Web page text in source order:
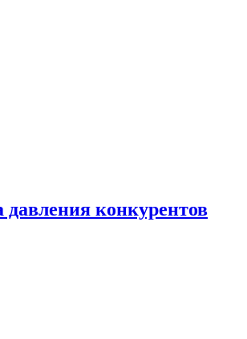
давления конкурентов